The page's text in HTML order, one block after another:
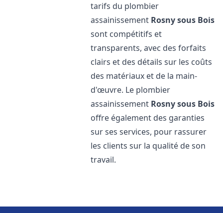
tarifs du plombier
assainissement Rosny sous Bois
sont compétitifs et
transparents, avec des forfaits
clairs et des détails sur les coûts
des matériaux et de la main-
d'œuvre. Le plombier
assainissement Rosny sous Bois
offre également des garanties
sur ses services, pour rassurer
les clients sur la qualité de son
travail.